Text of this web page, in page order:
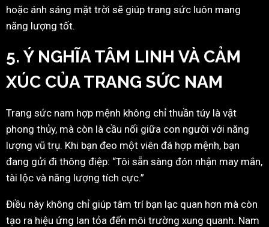
hoặc ánh sáng mặt trời sẽ giúp trang sức luôn mang
năng lượng tốt.
5. Ý NGHĨA TÂM LINH VÀ CẢM
XÚC CỦA TRANG SỨC NAM
Trang sức nam hợp mệnh không chỉ thuần túy là vật
phong thủy, mà còn là cầu nối giữa con người với năng
lượng vũ trụ. Khi bạn đeo một viên đá hợp mệnh, bạn
đang gửi đi thông điệp: “Tôi sẵn sàng đón nhận may mắn,
tài lộc và năng lượng tích cực.”
Điều này không chỉ giúp tâm trí bạn lạc quan hơn mà còn
tạo ra hiệu ứng lan tỏa đến môi trường xung quanh. Nam